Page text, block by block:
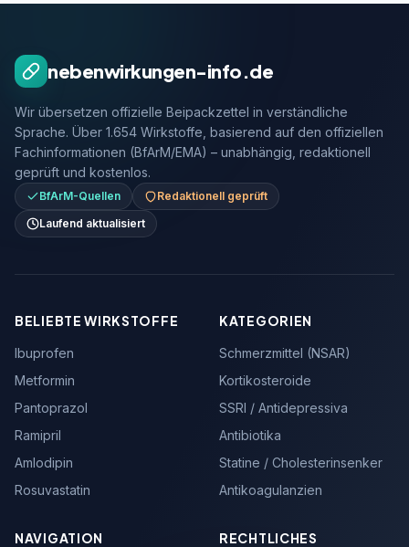
nebenwirkungen-info.de
Wir übersetzen offizielle Beipackzettel in verständliche
Sprache. Über 1.654 Wirkstoffe, basierend auf den offiziellen
Fachinformationen (BfArM/EMA) – unabhängig, redaktionell
geprüft und kostenlos.
BfArM-Quellen
Redaktionell geprüft
Laufend aktualisiert
BELIEBTE WIRKSTOFFE
Ibuprofen
Metformin
Pantoprazol
Ramipril
Amlodipin
Rosuvastatin
KATEGORIEN
Schmerzmittel (NSAR)
Kortikosteroide
SSRI / Antidepressiva
Antibiotika
Statine / Cholesterinsenker
Antikoagulanzien
NAVIGATION RECHTLICHES